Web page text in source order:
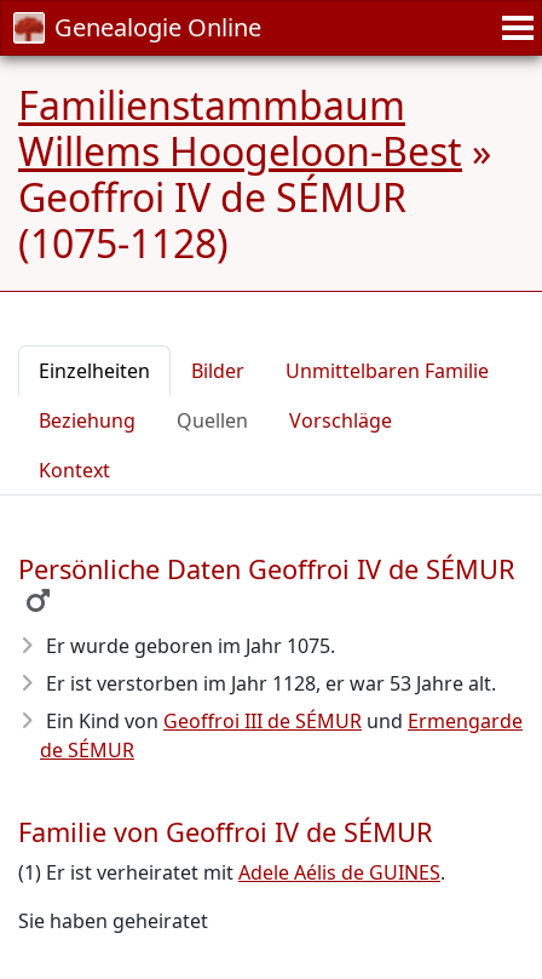
Genealogie Online
Familienstammbaum
Willems Hoogeloon-Best »
Geoffroi IV de SÉMUR
(1075-1128)
Einzelheiten Bilder
Unmittelbaren Familie
Beziehung
Quellen
Vorschläge
Kontext
Persönliche Daten Geoffroi IV de SÉMUR
Er wurde geboren im Jahr 1075.
Er ist verstorben im Jahr 1128, er war 53 Jahre alt.
Ein Kind von Geoffroi III de SÉMUR und Ermengarde
de SÉMUR
Familie von Geoffroi IV de SÉMUR
(1) Er ist verheiratet mitAdele Aélis de GUINES.
Sie haben geheiratet